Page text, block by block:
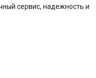
сервис, надежность и